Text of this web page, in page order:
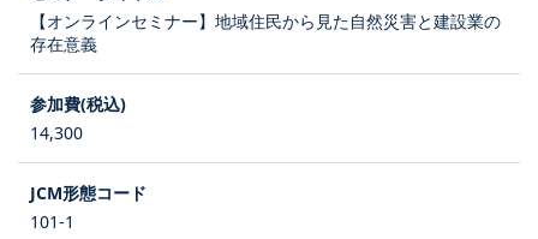
【オンラインセミナー】地域住民から見た自然災害と建設業の
存在意義
14,300
101-1